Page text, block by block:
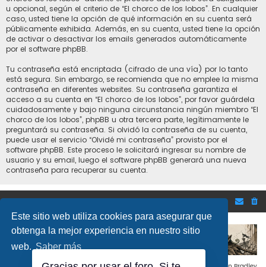
Este sitio web utiliza cookies para asegurar que
obtenga la mejor experiencia en nuestro sitio
web. Saber más
u opcional, según el criterio de “El chorco de los lobos”. En cualquier
caso, usted tiene la opción de qué información en su cuenta será
públicamente exhibida. Además, en su cuenta, usted tiene la opción
de activar o desactivar los emails generados automáticamente
por el software phpBB.
Tu contraseña está encriptada (cifrado de una vía) por lo tanto
está segura. Sin embargo, se recomienda que no emplee la misma
contraseña en diferentes websites. Su contraseña garantiza el
acceso a su cuenta en “El chorco de los lobos”, por favor guárdela
cuidadosamente y bajo ninguna circunstancia ningún miembro “El
chorco de los lobos”, phpBB u otra tercera parte, legítimamente le
preguntará su contraseña. Si olvidó la contraseña de su cuenta,
puede usar el servicio “Olvidé mi contraseña” provisto por el
software phpBB. Este proceso le solicitará ingresar su nombre de
usuario y su email, luego el software phpBB generará una nueva
contraseña para recuperar su cuenta.
Inicio Foro de Bolsa y mercados financieros